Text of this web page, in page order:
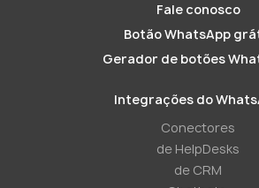
Fale conosco
Botão WhatsApp
Gerador de botões
Integrações do
Conectores
de HelpDesks
de CRM